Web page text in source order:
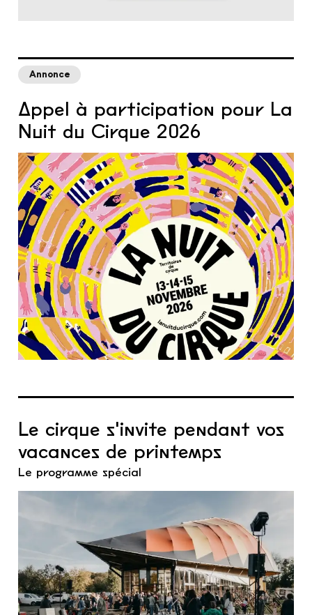
Annonce
Appel à participation pour La
Nuit du Cirque 2026
Le cirque s'invite pendant vos
vacances de printemps
Le programme spécial